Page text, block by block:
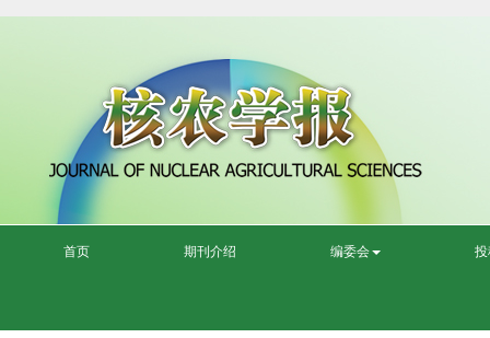
首页 期刊介绍 编委会